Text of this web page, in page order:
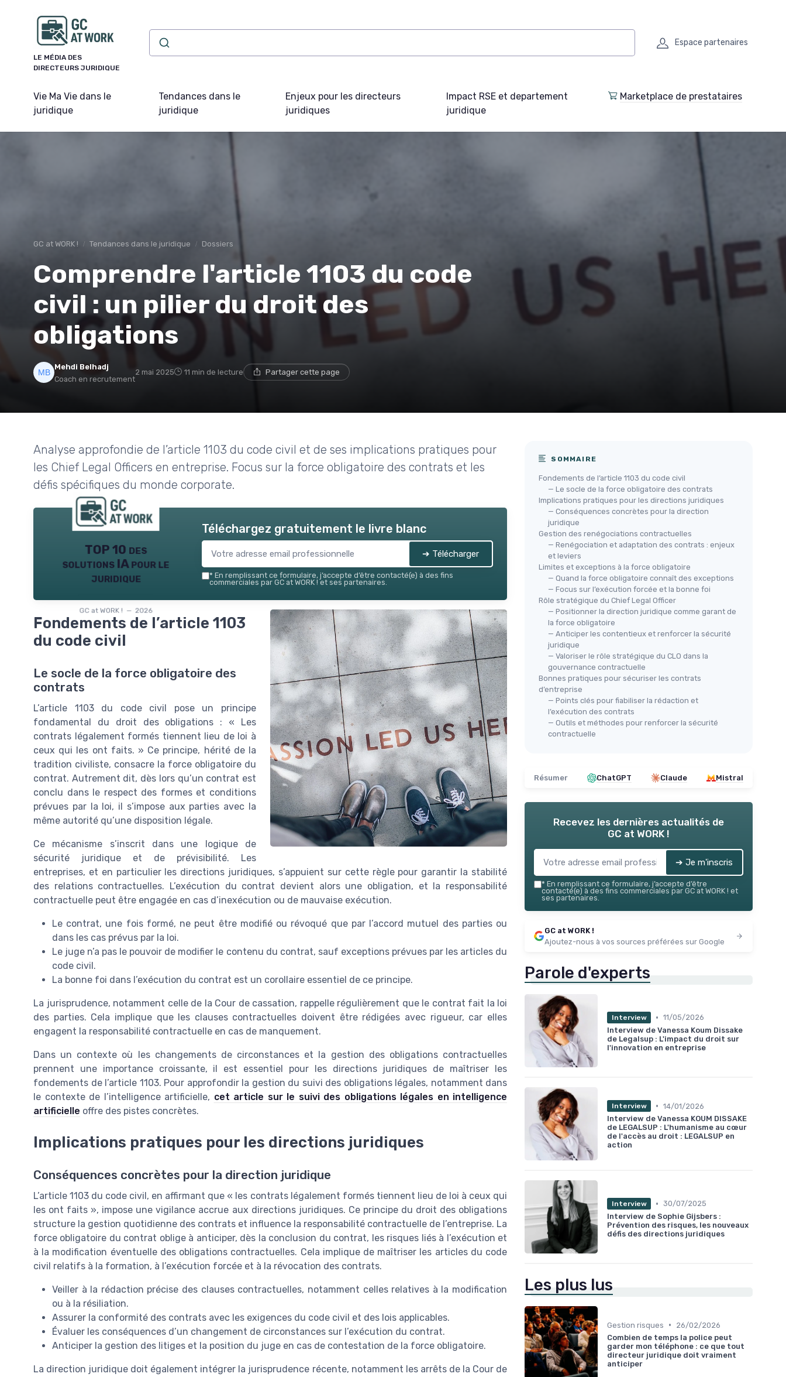
LE MÉDIA DES
DIRECTEURS JURIDIQUE
Espace partenaires
Vie Ma Vie dans le
juridique
Tendances dans le
juridique
Enjeux pour les directeurs
juridiques
Impact RSE et departement
juridique
Marketplace de prestataires
GC at WORK ! Tendances dans le juridique Dossiers
Comprendre l'article 1103 du code
civil : un pilier du droit des
obligations
Mehdi Belhadj
Coach en recrutement
2 mai 2025 11 min de lecture Partager cette page
Analyse approfondie de l’article 1103 du code civil et de ses implications pratiques pour
les Chief Legal Officers en entreprise. Focus sur la force obligatoire des contrats et les
défis spécifiques du monde corporate.
TOP 10 des
solutions IA pour le
juridique
GC at WORK ! — 2026
Téléchargez gratuitement le livre blanc
➔ Télécharger
* En remplissant ce formulaire, j’accepte d’être contacté(e) à des fins
commerciales par GC at WORK ! et ses partenaires.
Fondements de l’article 1103
du code civil
Le socle de la force obligatoire des
contrats
L’article 1103 du code civil pose un principe
fondamental du droit des obligations : « Les
contrats légalement formés tiennent lieu de loi à
ceux qui les ont faits. » Ce principe, hérité de la
tradition civiliste, consacre la force obligatoire du
contrat. Autrement dit, dès lors qu’un contrat est
conclu dans le respect des formes et conditions
prévues par la loi, il s’impose aux parties avec la
même autorité qu’une disposition légale.
Ce mécanisme s’inscrit dans une logique de
sécurité juridique et de prévisibilité. Les
entreprises, et en particulier les directions juridiques, s’appuient sur cette règle pour garantir la stabilité
des relations contractuelles. L’exécution du contrat devient alors une obligation, et la responsabilité
contractuelle peut être engagée en cas d’inexécution ou de mauvaise exécution.
Le contrat, une fois formé, ne peut être modifié ou révoqué que par l’accord mutuel des parties ou
dans les cas prévus par la loi.
Le juge n’a pas le pouvoir de modifier le contenu du contrat, sauf exceptions prévues par les articles du
code civil.
La bonne foi dans l’exécution du contrat est un corollaire essentiel de ce principe.
La jurisprudence, notamment celle de la Cour de cassation, rappelle régulièrement que le contrat fait la loi
des parties. Cela implique que les clauses contractuelles doivent être rédigées avec rigueur, car elles
engagent la responsabilité contractuelle en cas de manquement.
Dans un contexte où les changements de circonstances et la gestion des obligations contractuelles
prennent une importance croissante, il est essentiel pour les directions juridiques de maîtriser les
fondements de l’article 1103. Pour approfondir la gestion du suivi des obligations légales, notamment dans
le contexte de l’intelligence artificielle, cet article sur le suivi des obligations légales en intelligence
artificielle offre des pistes concrètes.
Implications pratiques pour les directions juridiques
Conséquences concrètes pour la direction juridique
L’article 1103 du code civil, en affirmant que « les contrats légalement formés tiennent lieu de loi à ceux qui
les ont faits », impose une vigilance accrue aux directions juridiques. Ce principe du droit des obligations
structure la gestion quotidienne des contrats et influence la responsabilité contractuelle de l’entreprise. La
force obligatoire du contrat oblige à anticiper, dès la conclusion du contrat, les risques liés à l’exécution et
à la modification éventuelle des obligations contractuelles. Cela implique de maîtriser les articles du code
civil relatifs à la formation, à l’exécution forcée et à la révocation des contrats.
Veiller à la rédaction précise des clauses contractuelles, notamment celles relatives à la modification
ou à la résiliation.
Assurer la conformité des contrats avec les exigences du code civil et des lois applicables.
Évaluer les conséquences d’un changement de circonstances sur l’exécution du contrat.
Anticiper la gestion des litiges et la position du juge en cas de contestation de la force obligatoire.
La direction juridique doit également intégrer la jurisprudence récente, notamment les arrêts de la Cour de
SOMMAIRE
Fondements de l’article 1103 du code civil
— Le socle de la force obligatoire des contrats
Implications pratiques pour les directions juridiques
— Conséquences concrètes pour la direction
juridique
Gestion des renégociations contractuelles
— Renégociation et adaptation des contrats : enjeux
et leviers
Limites et exceptions à la force obligatoire
— Quand la force obligatoire connaît des exceptions
— Focus sur l’exécution forcée et la bonne foi
Rôle stratégique du Chief Legal Officer
— Positionner la direction juridique comme garant de
la force obligatoire
— Anticiper les contentieux et renforcer la sécurité
juridique
— Valoriser le rôle stratégique du CLO dans la
gouvernance contractuelle
Bonnes pratiques pour sécuriser les contrats
d’entreprise
— Points clés pour fiabiliser la rédaction et
l’exécution des contrats
— Outils et méthodes pour renforcer la sécurité
contractuelle
Résumer ChatGPT Claude Mistral
Recevez les dernières actualités de
GC at WORK !
➔ Je m'inscris
* En remplissant ce formulaire, j’accepte d’être
contacté(e) à des fins commerciales par GC at WORK ! et
ses partenaires.
GC at WORK !
Ajoutez-nous à vos sources préférées sur Google
Parole d'experts
Interview • 11/05/2026
Interview de Vanessa Koum Dissake
de Legalsup : L'impact du droit sur
l'innovation en entreprise
Interview • 14/01/2026
Interview de Vanessa KOUM DISSAKE
de LEGALSUP : L'humanisme au cœur
de l'accès au droit : LEGALSUP en
action
Interview • 30/07/2025
Interview de Sophie Gijsbers :
Prévention des risques, les nouveaux
défis des directions juridiques
Les plus lus
Gestion risques •
26/02/2026
Combien de temps la police peut
garder mon téléphone : ce que tout
directeur juridique doit vraiment
anticiper